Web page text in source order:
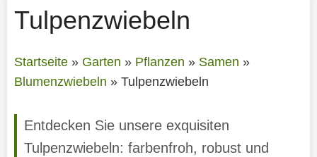
Tulpenzwiebeln
Startseite» Garten » Pflanzen » Samen »
Blumenzwiebeln » Tulpenzwiebeln
Entdecken Sie unsere exquisiten
Tulpenzwiebeln: farbenfroh, robust und